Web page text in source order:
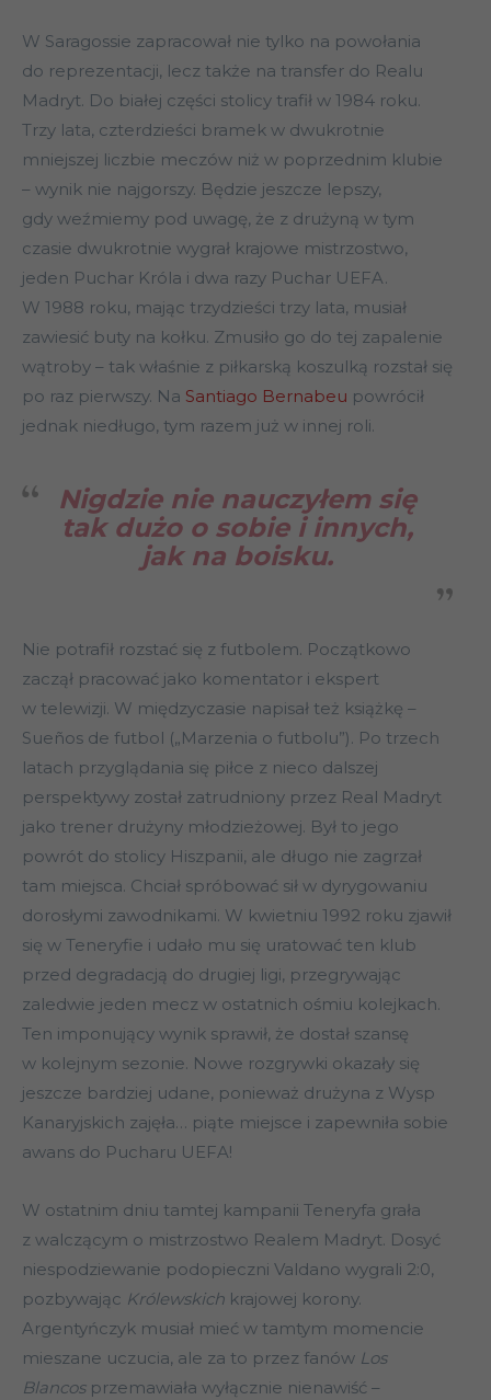
W Saragossie zapracował nie tylko na powołania
do reprezentacji, lecz także na transfer do Realu
Madryt. Do białej części stolicy trafił w 1984 roku.
Trzy lata, czterdzieści bramek w dwukrotnie
mniejszej liczbie meczów niż w poprzednim klubie
– wynik nie najgorszy. Będzie jeszcze lepszy,
gdy weźmiemy pod uwagę, że z drużyną w tym
czasie dwukrotnie wygrał krajowe mistrzostwo,
jeden Puchar Króla i dwa razy Puchar UEFA.
W 1988 roku, mając trzydzieści trzy lata, musiał
zawiesić buty na kołku. Zmusiło go do tej zapalenie
wątroby – tak właśnie z piłkarską koszulką rozstał się
po raz pierwszy. Na Santiago Bernabeu powrócił
jednak niedługo, tym razem już w innej roli.
Nigdzie nie nauczyłem się
tak dużo o sobie i innych,
jak na boisku.
Nie potrafił rozstać się z futbolem. Początkowo
zaczął pracować jako komentator i ekspert
w telewizji. W międzyczasie napisał też książkę –
Sueños de futbol („Marzenia o futbolu”). Po trzech
latach przyglądania się piłce z nieco dalszej
perspektywy został zatrudniony przez Real Madryt
jako trener drużyny młodzieżowej. Był to jego
powrót do stolicy Hiszpanii, ale długo nie zagrzał
tam miejsca. Chciał spróbować sił w dyrygowaniu
dorosłymi zawodnikami. W kwietniu 1992 roku zjawił
się w Teneryfie i udało mu się uratować ten klub
przed degradacją do drugiej ligi, przegrywając
zaledwie jeden mecz w ostatnich ośmiu kolejkach.
Ten imponujący wynik sprawił, że dostał szansę
w kolejnym sezonie. Nowe rozgrywki okazały się
jeszcze bardziej udane, ponieważ drużyna z Wysp
Kanaryjskich zajęła… piąte miejsce i zapewniła sobie
awans do Pucharu UEFA!
W ostatnim dniu tamtej kampanii Teneryfa grała
z walczącym o mistrzostwo Realem Madryt. Dosyć
niespodziewanie podopieczni Valdano wygrali 2:0,
pozbywając Królewskich krajowej korony.
Argentyńczyk musiał mieć w tamtym momencie
mieszane uczucia, ale za to przez fanów Los
Blancosprzemawiała wyłącznie nienawiść –